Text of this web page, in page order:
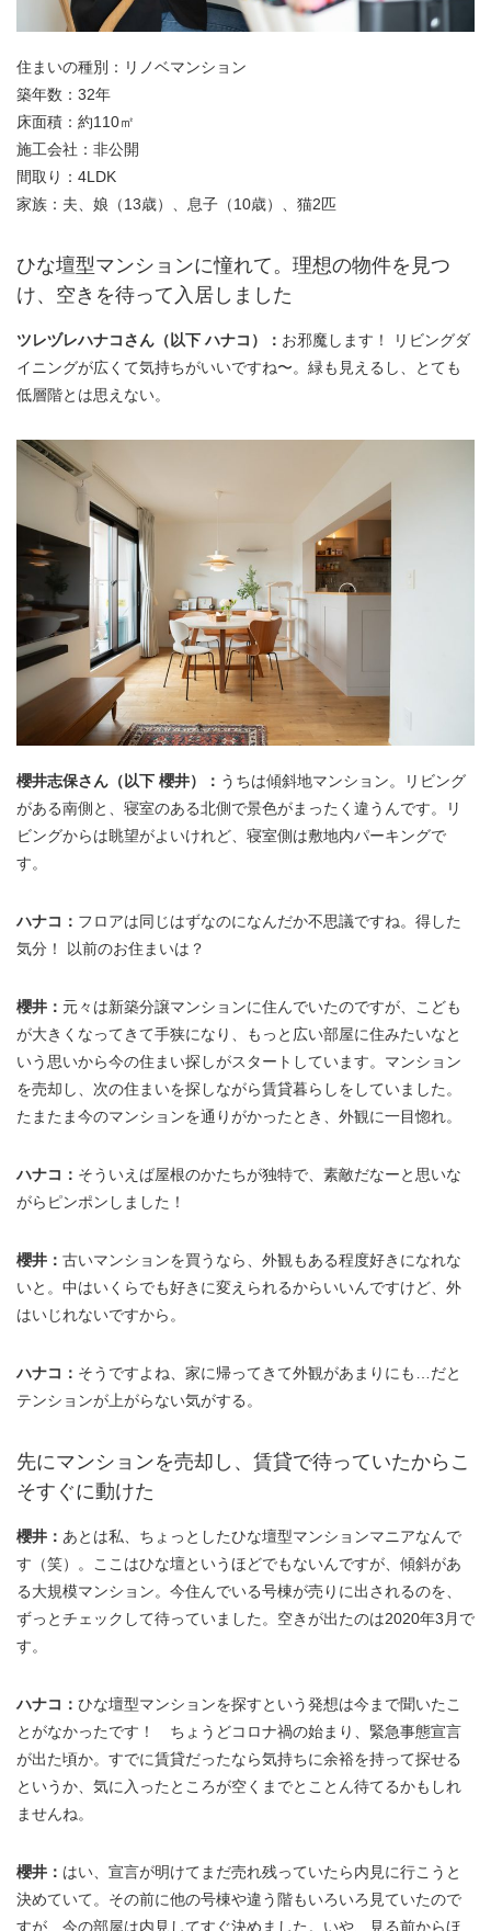
住まいの種別：リノベマンション
築年数：32年
床面積：約110㎡
施工会社：非公開
間取り：4LDK
家族：夫、娘（13歳）、息子（10歳）、猫2匹
ひな壇型マンションに憧れて。理想の物件を見つ
け、空きを待って入居しました
ツレヅレハナコさん（以下 ハナコ）： お邪魔します！ リビングダ
イニングが広くて気持ちがいいですね〜。緑も見えるし、とても
低層階とは思えない。
櫻井志保さん（以下 櫻井）： うちは傾斜地マンション。リビング
がある南側と、寝室のある北側で景色がまったく違うんです。リ
ビングからは眺望がよいけれど、寝室側は敷地内パーキングで
す。
ハナコ： フロアは同じはずなのになんだか不思議ですね。得した
気分！ 以前のお住まいは？
櫻井： 元々は新築分譲マンションに住んでいたのですが、こども
が大きくなってきて手狭になり、もっと広い部屋に住みたいなと
いう思いから今の住まい探しがスタートしています。マンション
を売却し、次の住まいを探しながら賃貸暮らしをしていました。
たまたま今のマンションを通りがかったとき、外観に一目惚れ。
ハナコ： そういえば屋根のかたちが独特で、素敵だなーと思いな
がらピンポンしました！
櫻井： 古いマンションを買うなら、外観もある程度好きになれな
いと。中はいくらでも好きに変えられるからいいんですけど、外
はいじれないですから。
ハナコ： そうですよね、家に帰ってきて外観があまりにも…だと
テンションが上がらない気がする。
先にマンションを売却し、賃貸で待っていたからこ
そすぐに動けた
櫻井： あとは私、ちょっとしたひな壇型マンションマニアなんで
す（笑）。ここはひな壇というほどでもないんですが、傾斜があ
る大規模マンション。今住んでいる号棟が売りに出されるのを、
ずっとチェックして待っていました。空きが出たのは2020年3月で
す。
ハナコ： ひな壇型マンションを探すという発想は今まで聞いたこ
とがなかったです！ ちょうどコロナ禍の始まり、緊急事態宣言
が出た頃か。すでに賃貸だったなら気持ちに余裕を持って探せる
というか、気に入ったところが空くまでとことん待てるかもしれ
ませんね。
櫻井： はい、宣言が明けてまだ売れ残っていたら内見に行こうと
決めていて。その前に他の号棟や違う階もいろいろ見ていたので
すが、今の部屋は内見してすぐ決めました。いや、見る前からほ